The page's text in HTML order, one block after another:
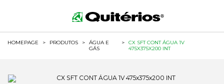
HOMEPAGE > PRODUTOS >
ÁGUA E
GÁS
>
CX SFT CONT ÁGUA 1V
475X375X200 INT